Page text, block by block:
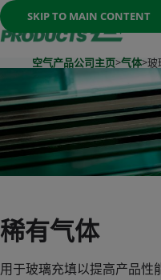
SKIP TO MAIN CONTENT
Once the menu is open
空气产品公司主页>气体>玻
稀有气体
用于玻璃充填以提高产品性